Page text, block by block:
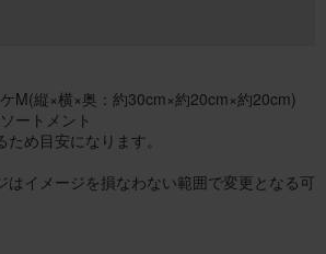
M(縦×横×奥：約30cm×約20cm×約20cm)
ートメント
め目安になります。
はイメージを損なわない範囲で変更となる可